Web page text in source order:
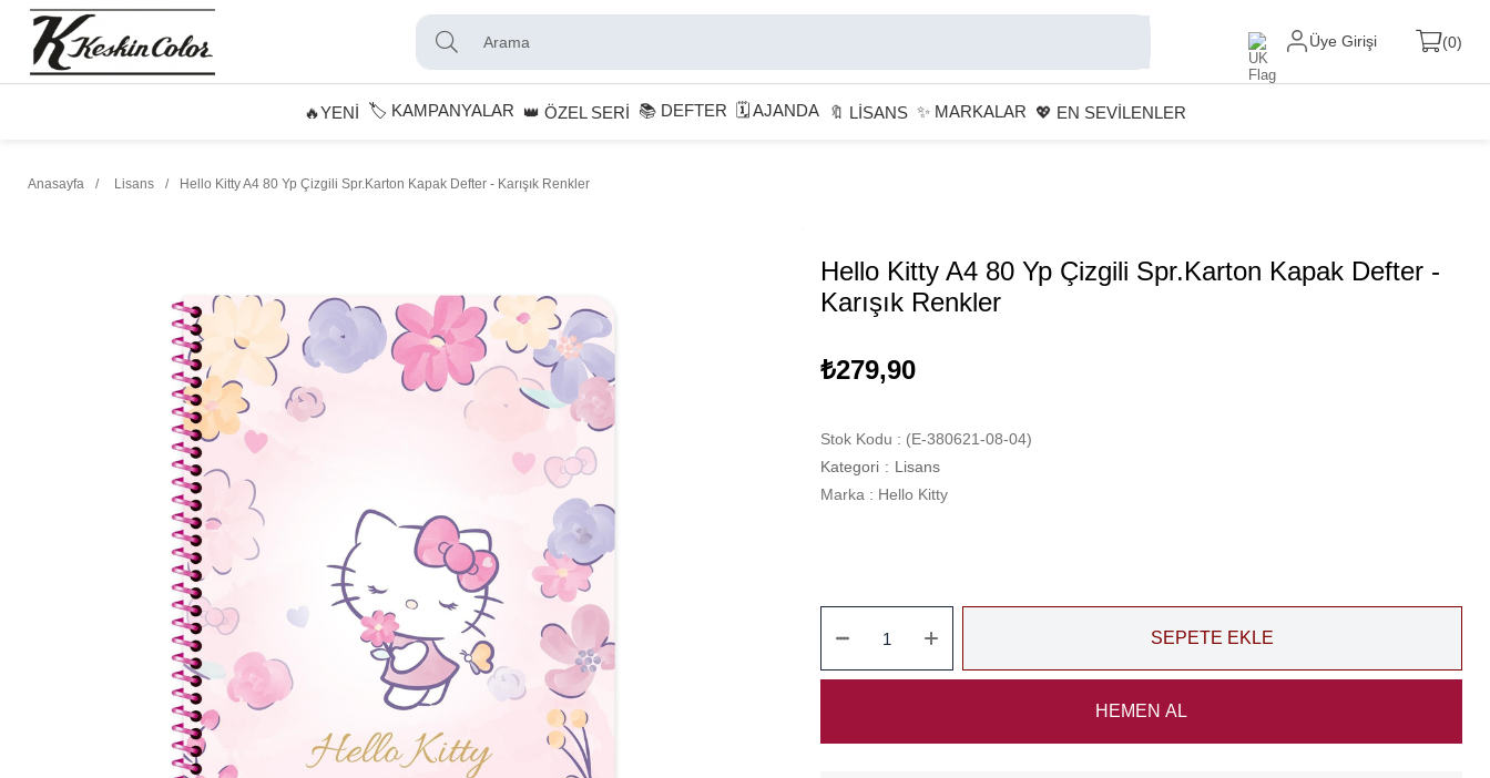
Üye Girişi 0
🔥YENİ 🏷️ KAMPANYALAR 👑 ÖZEL SERİ 📚 DEFTER 🗓 AJANDA 🔖 LİSANS ✨ MARKALAR 💖 EN SEVİLENLER
Anasayfa Lisans Hello Kitty A4 80 Yp Çizgili Spr.Karton Kapak Defter - Karışık Renkler
Hello Kitty A4 80 Yp Çizgili Spr.Karton Kapak Defter -
Karışık Renkler
₺279,90
Stok Kodu
(E-380621-08-04)
Kategori : Lisans
Marka : Hello Kitty